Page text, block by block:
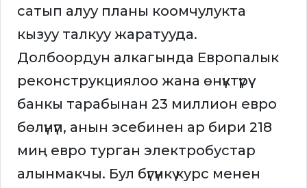
сатып алуу планы коомчулукта
кызуу талкуу жаратууда.
Долбоордун алкагында Европалык
реконструкциялоо жана өнүктүрүү
банкы тарабынан 23 миллион евро
бөлүнүп, анын эсебинен ар бири 218
миң евро турган электробустар
алынмакчы. Бул бүгүнкү курс менен